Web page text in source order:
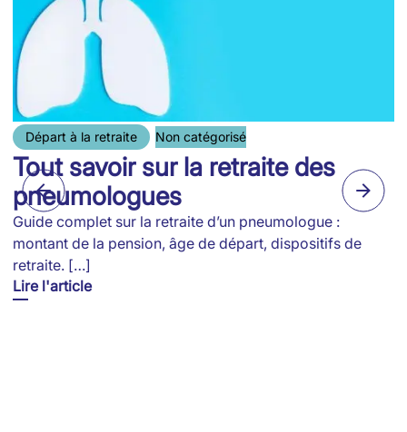
Départ à la retraite Non catégorisé
Tout savoir sur la retraite des
pneumologues
Guide complet sur la retraite d’un pneumologue :
montant de la pension, âge de départ, dispositifs de
retraite. […]
Lire l'article